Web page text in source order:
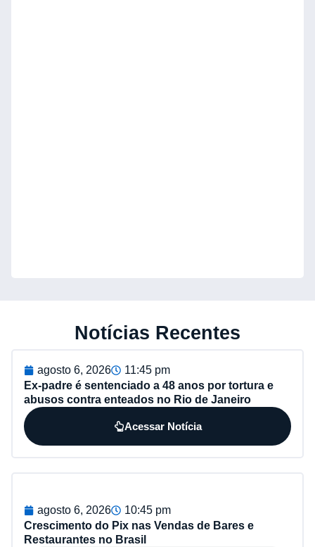
Notícias Recentes
agosto 6, 2026
11:45 pm
Ex-padre é sentenciado a 48 anos por tortura e
abusos contra enteados no Rio de Janeiro
Acessar Notícia
agosto 6, 2026
10:45 pm
Crescimento do Pix nas Vendas de Bares e
Restaurantes no Brasil